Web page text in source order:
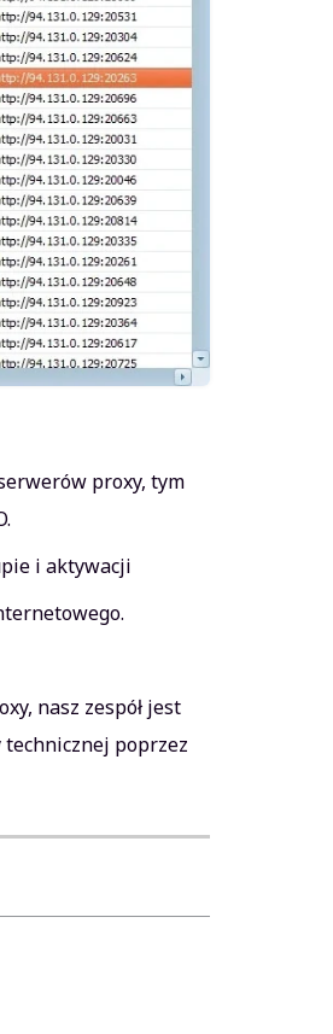
proxy, tym
i aktywacji
nasz zespół jest
technicznej poprzez